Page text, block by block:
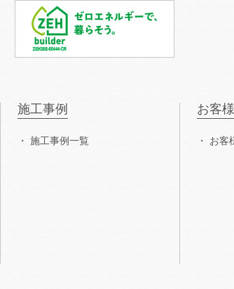
施工事例
施工事例一覧
お客
お客